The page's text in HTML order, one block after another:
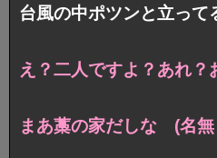
台風の中ポツンと立って
え？二人ですよ？あれ
まあ藁の家だしな (名無